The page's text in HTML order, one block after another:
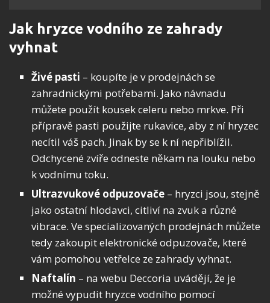
Jak hryzce vodního ze zahrady
vyhnat
Živé pasti – koupíte je v prodejnách se
zahradnickými potřebami. Jako návnadu
můžete použít kousek celeru nebo mrkve. Při
přípravě pasti použijte rukavice, aby z ní hryzec
necítil váš pach. Jinak by se k ní nepřiblížil.
Odchycené zvíře odneste někam na louku nebo
k vodnímu toku.
Ultrazvukové odpuzovače – hryzci jsou, stejně
jako ostatní hlodavci, citliví na zvuk a různé
vibrace. Ve specializovaných prodejnách můžete
tedy zakoupit elektronické odpuzovače, které
vám pomohou vetřelce ze zahrady vyhnat.
Naftalín – na webu Deccoria uvádějí, že je
možné vypudit hryzce vodního pomocí